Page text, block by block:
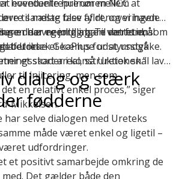
eventuelle hulrum mellem
sandlag blev fyldt, og vi havde
de øvre jordlag. Til det formål
af Uretek GeoPlus for at undgå
i konstruktionen.”
hovedentreprenøren NCC at
til næste fase af renoveringen.
er der nemlig ingen ventetid, som
beton.
har egentlig bare været en
er ikke et kæmpe udstyrsstykke.
et stort areal, så Uretek skal lave
til injicering, men som
en relativt enkel proces,” siger
Mikkelsen.
dialog og stærk
fødderne
har selve dialogen med Ureteks
måde været enkel og ligetil –
udfordringer.
et positivt samarbejde omkring de
Det gælder både den